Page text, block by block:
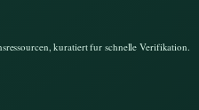
kuratiert fur schnelle Verifikation.